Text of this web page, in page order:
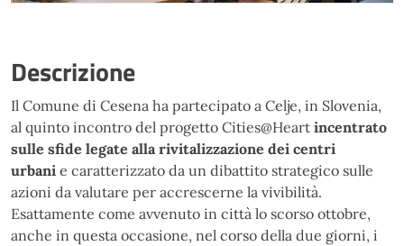
Descrizione
Il Comune di Cesena ha partecipato a Celje, in Slovenia,
al quinto incontro del progetto Cities@Heart incentrato
sulle sfide legate alla rivitalizzazione dei centri
urbani e caratterizzato da un dibattito strategico sulle
azioni da valutare per accrescerne la vivibilità.
Esattamente come avvenuto in città lo scorso ottobre,
anche in questa occasione, nel corso della due giorni, i